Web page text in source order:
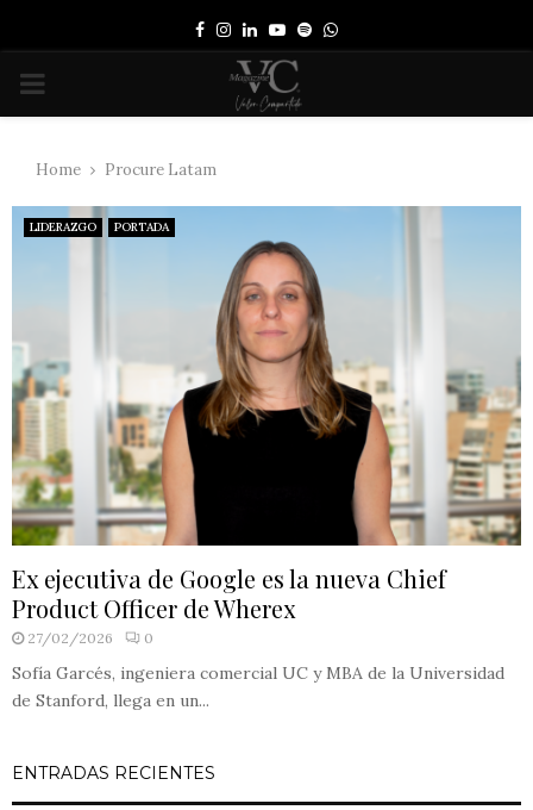
Facebook
Instagram
LinkedinYoutube
SpotifyWhatsapp
PRIMARY
Home Procure Latam
LIDERAZGO PORTADA
Ex ejecutiva de Google es la nueva Chief
Product Officer de Wherex
27/02/2026 0
Sofía Garcés, ingeniera comercial UC y MBA de la Universidad
de Stanford, llega en un...
ENTRADAS RECIENTES